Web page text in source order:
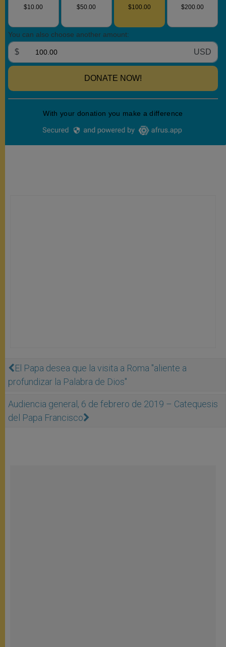
El Papa desea que la visita a Roma "aliente a
profundizar la Palabra de Dios"
Audiencia general, 6 de febrero de 2019 – Catequesis
del Papa Francisco